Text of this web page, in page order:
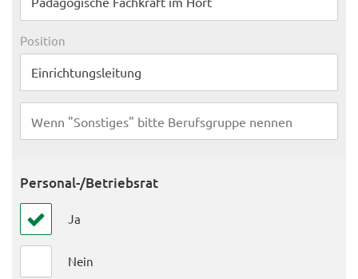
Position
Personal-/Betriebsrat
Ja
Nein